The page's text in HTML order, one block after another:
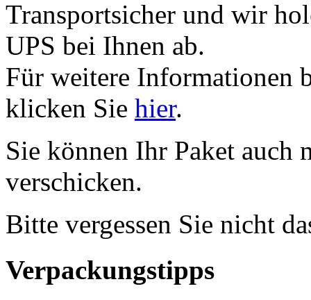
Transportsicher und wir
UPS bei Ihnen ab.
Für weitere Informationen
klicken Sie hier.
Sie können Ihr Paket auch
verschicken.
Bitte vergessen Sie nicht
Verpackungstipps